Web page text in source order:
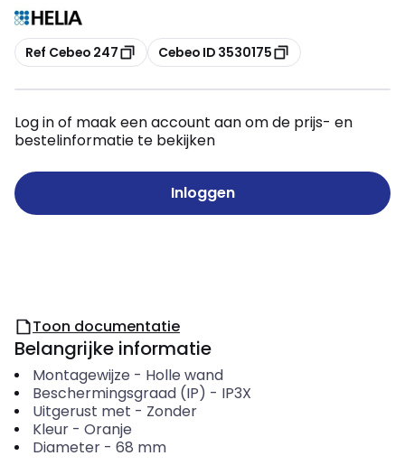
Kopiëren
Ref Cebeo 247 Kopiëren
Cebeo ID 3530175
Log in of maak een account aan om de prijs- en
bestelinformatie te bekijken
Inloggen
Toon documentatie
Belangrijke informatie
Montagewijze - Holle wand
Beschermingsgraad (IP) - IP3X
Uitgerust met - Zonder
Kleur- Oranje
Diameter- 68 mm